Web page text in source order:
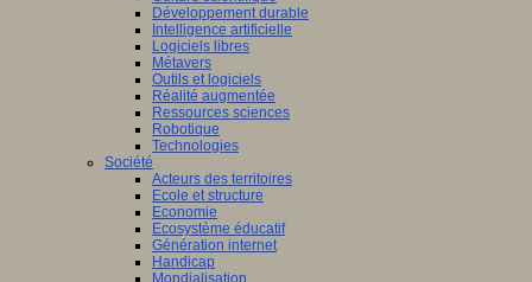
Développement durable
Intelligence artificielle
Logiciels libres
Métavers
Outils et logiciels
Réalité augmentée
Ressources sciences
Robotique
Technologies
Société
Acteurs des territoires
Ecole et structure
Economie
Ecosystème éducatif
Génération internet
Handicap
Mondialisation